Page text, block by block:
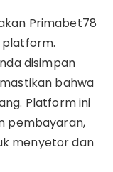
Primabet78
platform.
disimpan
bahwa
Platform ini
pembayaran,
menyetor dan